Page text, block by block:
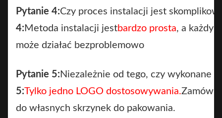
Pytanie 4:Czy proces instalacji jest
4: Metoda instalacji jestbardzo prosta, a każdy
może działać bezproblemowo
Pytanie 5: Niezależnie od tego, czy wykonane
5:Tylko jedno LOGO dostosowywania.
do własnych skrzynek do pakowania.